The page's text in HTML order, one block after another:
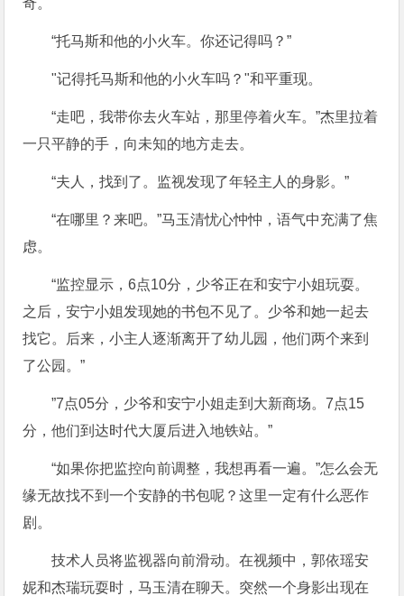
奇。
“托马斯和他的小火车。你还记得吗？”
"记得托马斯和他的小火车吗？"和平重现。
“走吧，我带你去火车站，那里停着火车。”杰里拉着
一只平静的手，向未知的地方走去。
“夫人，找到了。监视发现了年轻主人的身影。”
“在哪里？来吧。”马玉清忧心忡忡，语气中充满了焦
虑。
“监控显示，6点10分，少爷正在和安宁小姐玩耍。
之后，安宁小姐发现她的书包不见了。少爷和她一起去
找它。后来，小主人逐渐离开了幼儿园，他们两个来到
了公园。”
”7点05分，少爷和安宁小姐走到大新商场。7点15
分，他们到达时代大厦后进入地铁站。”
“如果你把监控向前调整，我想再看一遍。”怎么会无
缘无故找不到一个安静的书包呢？这里一定有什么恶作
剧。
技术人员将监视器向前滑动。在视频中，郭依瑶安
妮和杰瑞玩耍时，马玉清在聊天。突然一个身影出现在